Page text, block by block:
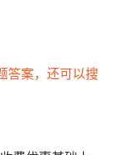
答案，还可以搜